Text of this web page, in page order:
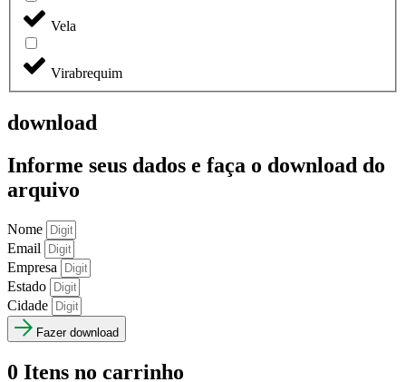
Vela
Virabrequim
download
Informe seus dados e faça o download do
arquivo
Nome
Email
Empresa
Estado
Cidade
Fazer download
0 Itens no carrinho